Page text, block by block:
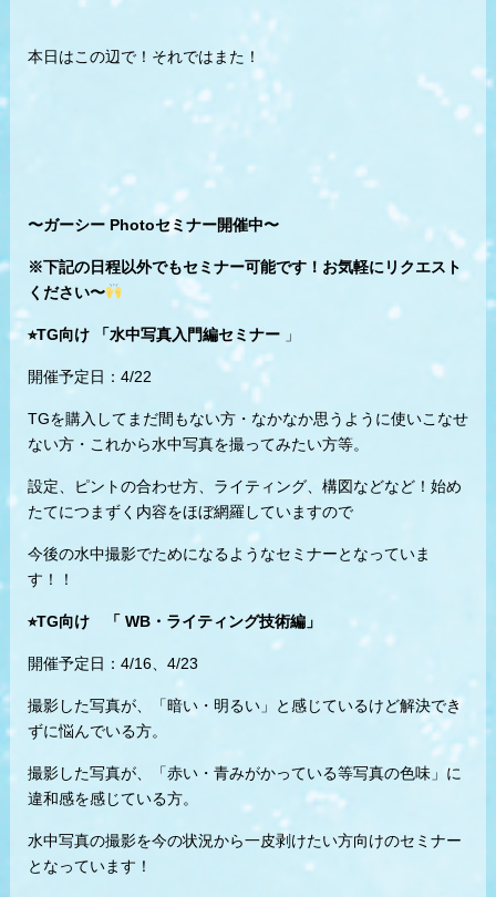
本日はこの辺で！それではまた！
〜ガーシー Photoセミナー開催中〜
※下記の日程以外でもセミナー可能です！お気軽にリクエスト
ください〜
⭐︎TG向け 「水中写真入門編セミナー」
開催予定日：4/22
TGを購入してまだ間もない方・なかなか思うように使いこなせ
ない方・これから水中写真を撮ってみたい方等。
設定、ピントの合わせ方、ライティング、構図などなど！始め
たてにつまずく内容をほぼ網羅していますので
今後の水中撮影でためになるようなセミナーとなっていま
す！！
⭐︎TG向け 「 WB・ライティング技術編」
開催予定日：4/16、4/23
撮影した写真が、「暗い・明るい」と感じているけど解決でき
ずに悩んでいる方。
撮影した写真が、「赤い・青みがかっている等写真の色味」に
違和感を感じている方。
水中写真の撮影を今の状況から一皮剥けたい方向けのセミナー
となっています！